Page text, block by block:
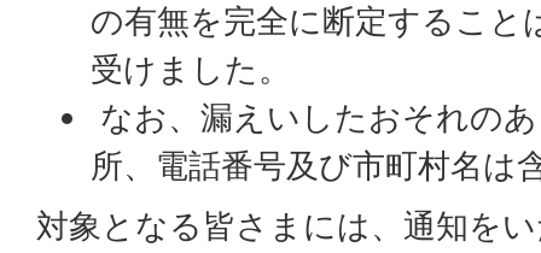
の有無を完全に断定すること
受けました。
なお、漏えいしたおそれの
所、電話番号及び市町村名は
対象となる皆さまには、通知を